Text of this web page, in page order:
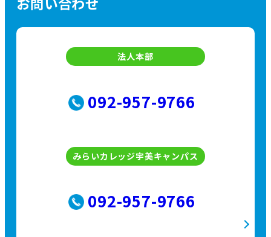
ジ
法人本部
092-957-9766
みらいカレッジ宇美キャンパス
092-957-9766